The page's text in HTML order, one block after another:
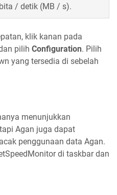
/ detik (MB / s).
klik kanan pada
pilih Configuration. Pilih
yang tersedia di sebelah
menunjukkan
Agan juga dapat
penggunaan data Agan.
di taskbar dan